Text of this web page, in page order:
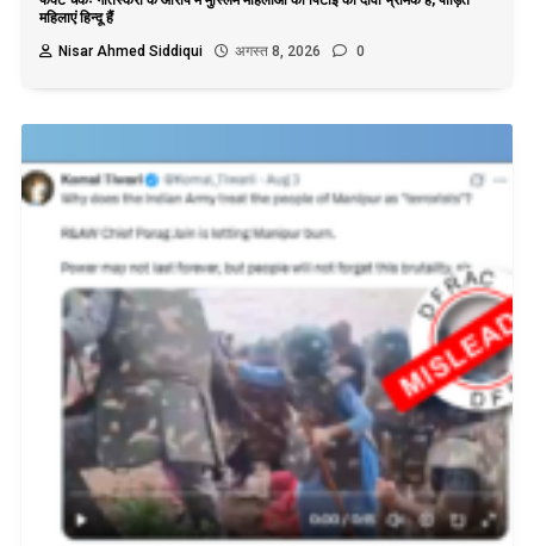
महिलाएं हिन्दू हैं
Nisar Ahmed Siddiqui
अगस्त 8, 2026 0